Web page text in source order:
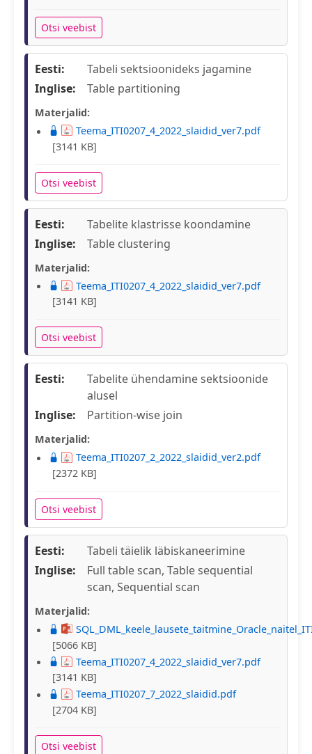
Otsi veebist
Eesti:
Tabeli sektsioonideks jagamine
Inglise:
Table partitioning
Materjalid:
Teema_ITI0207_4_2022_slaidid_ver7.pdf
[3141 KB]
Otsi veebist
Eesti:
Tabelite klastrisse koondamine
Inglise:
Table clustering
Materjalid:
Teema_ITI0207_4_2022_slaidid_ver7.pdf
[3141 KB]
Otsi veebist
Eesti:
Tabelite ühendamine sektsioonide
alusel
Inglise:
Partition-wise join
Materjalid:
Teema_ITI0207_2_2022_slaidid_ver2.pdf
[2372 KB]
Otsi veebist
Eesti:
Tabeli täielik läbiskaneerimine
Inglise:
Full table scan, Table sequential
scan, Sequential scan
Materjalid:
[5066 KB]
Teema_ITI0207_4_2022_slaidid_ver7.pdf
[3141 KB]
Teema_ITI0207_7_2022_slaidid.pdf
[2704 KB]
Otsi veebist